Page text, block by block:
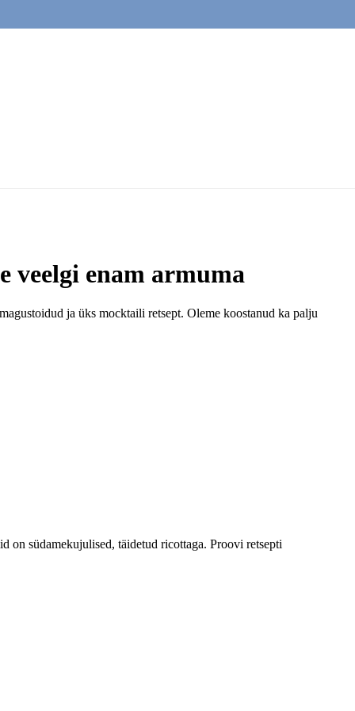
veelgi enam armuma
ja üks mocktaili retsept. Oleme koostanud ka palju
on südamekujulised, täidetud ricottaga. Proovi retsepti